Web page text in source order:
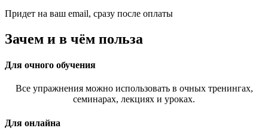
Придет на ваш email, сразу после оплаты
Зачем и в чём польза
Для очного обучения
Все упражнения можно использовать в очных тренингах,
семинарах, лекциях и уроках.
Для онлайна